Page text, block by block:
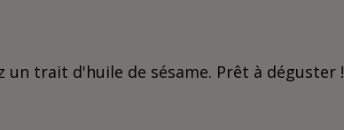
un trait d'huile de sésame. Prêt à déguster !